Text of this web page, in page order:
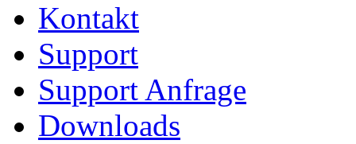
Kontakt
Support
Support Anfrage
Downloads